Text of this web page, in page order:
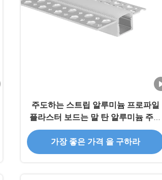
주도하는 스트립 알루미늄 프로파일
플라스터 보드는 말 탄 알루미늄 주도
하는 프로필을 분출시킵니다
가장 좋은 가격 을 구하라